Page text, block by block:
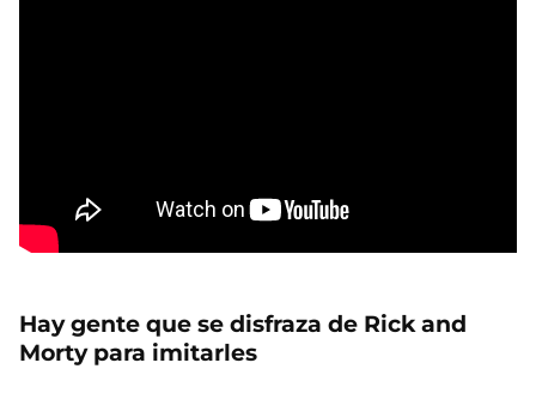
Hay gente que se disfraza de Rick and
Morty para imitarles